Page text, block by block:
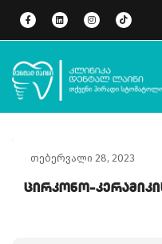
თებერვალი 28, 2023
Ცირკონო-